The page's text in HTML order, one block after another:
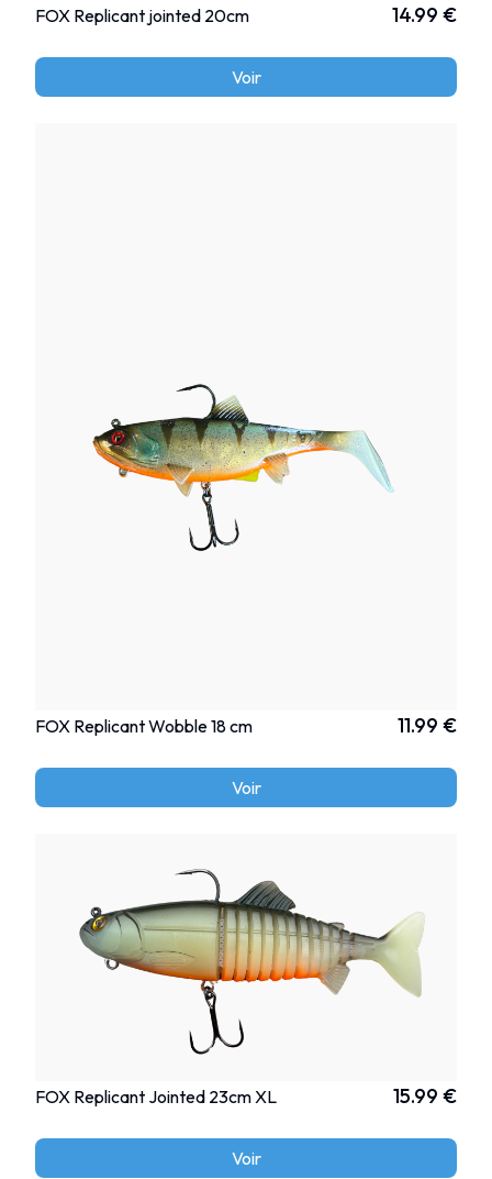
FOX Replicant jointed 20cm 14.99 €
Voir
FOX Replicant Wobble 18 cm 11.99 €
Voir
FOX Replicant Jointed 23cm XL 15.99 €
Voir